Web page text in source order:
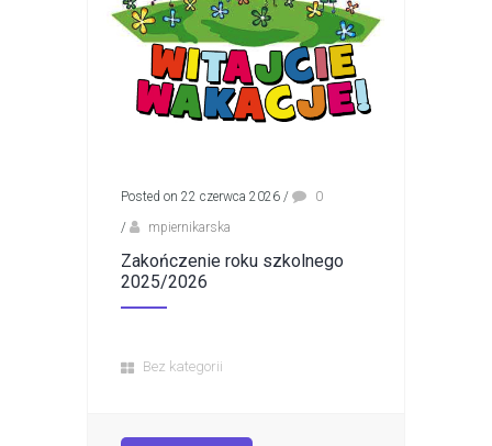
Posted on 22 czerwca 2026 /
0
/
mpiernikarska
Zakończenie roku szkolnego
2025/2026
Bez kategorii